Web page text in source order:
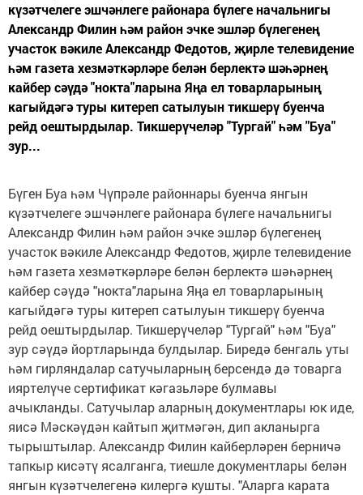
күзәтчелеге эшчәнлеге районара бүлеге начальнигы
Александр Филин һәм район эчке эшләр бүлегенең
участок вәкиле Александр Федотов, җирле телевидение
һәм газета хезмәткәрләре белән берлектә шәһәрнең
кайбер сәүдә "нокта"ларына Яңа ел товарларының
кагыйдәгә туры китереп сатылуын тикшерү буенча
рейд оештырдылар. Тикшерүчеләр "Тургай" һәм "Буа"
зур...
Бүген Буа һәм Чүпрәле районнары буенча янгын
күзәтчелеге эшчәнлеге районара бүлеге начальнигы
Александр Филин һәм район эчке эшләр бүлегенең
участок вәкиле Александр Федотов, җирле телевидение
һәм газета хезмәткәрләре белән берлектә шәһәрнең
кайбер сәүдә "нокта"ларына Яңа ел товарларының
кагыйдәгә туры китереп сатылуын тикшерү буенча
рейд оештырдылар. Тикшерүчеләр "Тургай" һәм "Буа"
зур сәүдә йортларында булдылар. Биредә бенгаль уты
һәм гирляндалар сатучыларның берсендә дә товарга
ияртелүче сертификат кәгазьләре булмавы
ачыкланды. Сатучылар аларның документлары юк иде,
яисә Мәскәүдән кайтып җитмәгән, дип акланырга
тырыштылар. Александр Филин кайберләрен берничә
тапкыр кисәтү ясалганга, тиешле документлары белән
янгын күзәтчелегенә килергә кушты. "Аларга карата